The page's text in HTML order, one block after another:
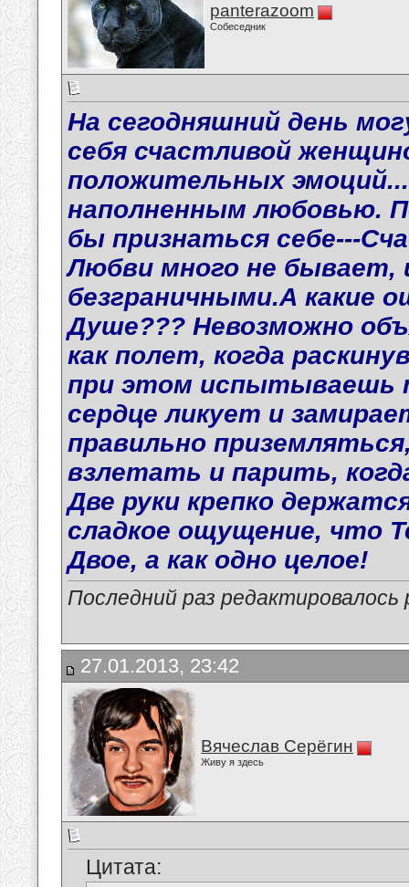
panterazoom
Собеседник
На сегодняшний день
себя счастливой
положительных
наполненным любовью.
бы признаться себе---
Любви много не
безграничными.А какие
Душе??? Невозможно
как полет, когда
при этом испытываешь
сердце ликует и
правильно
взлетать и парить,
Две руки крепко
сладкое ощущение, что
Двое, а как одно целое!
Последний раз
27.01.2013, 23:42
Вячеслав Серёгин
Живу я здесь
Цитата: